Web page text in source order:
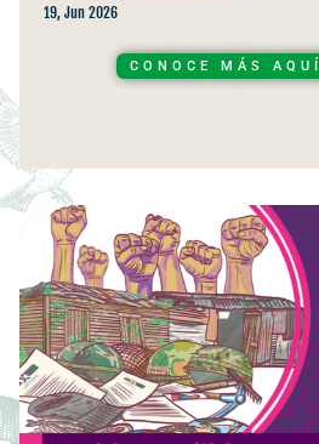
19, Jun 2026
CONOCE MÁS AQUÍ